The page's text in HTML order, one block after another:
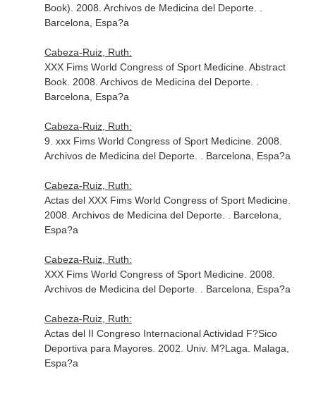
Book). 2008. Archivos de Medicina del Deporte. .
Barcelona, Espa?a
Cabeza-Ruiz, Ruth:
XXX Fims World Congress of Sport Medicine. Abstract
Book. 2008. Archivos de Medicina del Deporte. .
Barcelona, Espa?a
Cabeza-Ruiz, Ruth:
9. xxx Fims World Congress of Sport Medicine. 2008.
Archivos de Medicina del Deporte. . Barcelona, Espa?a
Cabeza-Ruiz, Ruth:
Actas del XXX Fims World Congress of Sport Medicine.
2008. Archivos de Medicina del Deporte. . Barcelona,
Espa?a
Cabeza-Ruiz, Ruth:
XXX Fims World Congress of Sport Medicine. 2008.
Archivos de Medicina del Deporte. . Barcelona, Espa?a
Cabeza-Ruiz, Ruth:
Actas del II Congreso Internacional Actividad F?Sico
Deportiva para Mayores. 2002. Univ. M?Laga. Malaga,
Espa?a